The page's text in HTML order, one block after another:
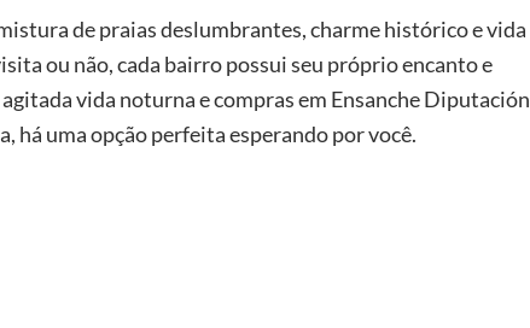
de praias deslumbrantes, charme histórico e vida
ou não, cada bairro possui seu próprio encanto e
vida noturna e compras em Ensanche Diputación
há uma opção perfeita esperando por você.